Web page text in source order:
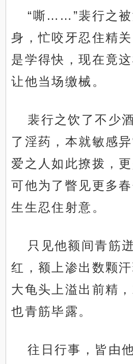
“嘶……”裴行之被
身，忙咬牙忍住精
是学得快，现在竟
让他当场缴械。
裴行之饮了不少
了淫药，本就敏感
爱之人如此撩拨，更
可他为了瞥见更多
生生忍住射意。
只见他额间青筋
红，额上渗出数颗
大龟头上溢出前精
也青筋毕露。
往日行事，皆由